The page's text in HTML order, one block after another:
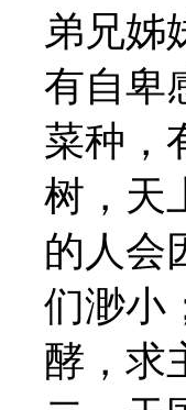
弟兄姊
有自卑
菜种
树，天
的人会
们渺小
酵，求